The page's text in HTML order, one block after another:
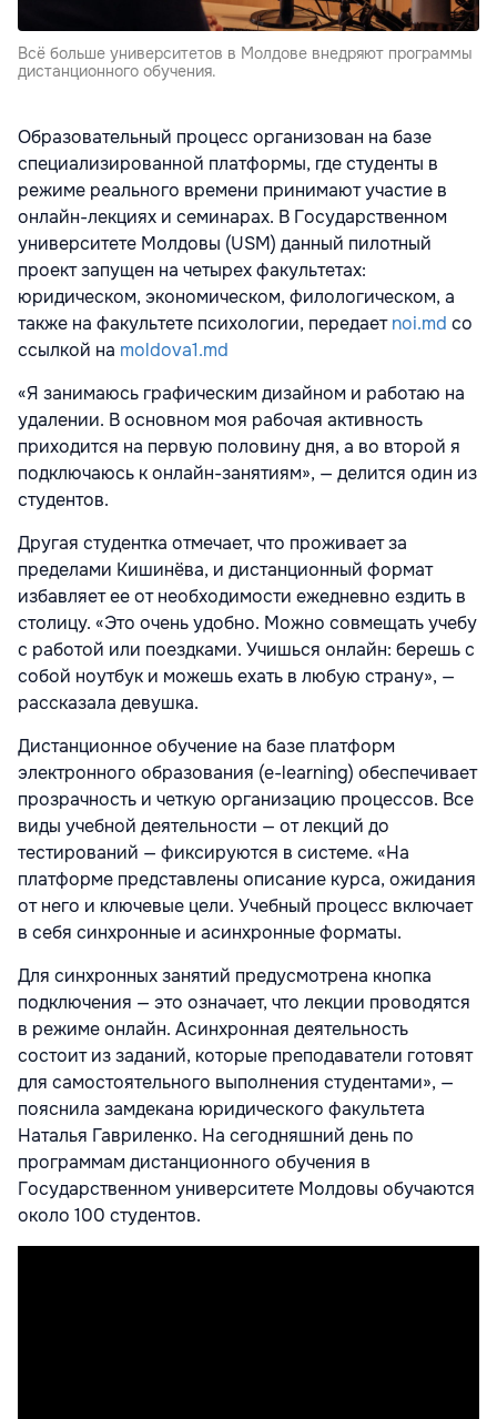
Всё больше университетов в Молдове внедряют программы
дистанционного обучения.
Образовательный процесс организован на базе
специализированной платформы, где студенты в
режиме реального времени принимают участие в
онлайн-лекциях и семинарах. В Государственном
университете Молдовы (USM) данный пилотный
проект запущен на четырех факультетах:
юридическом, экономическом, филологическом, а
также на факультете психологии, передаетnoi.md со
ссылкой на moldova1.md
«Я занимаюсь графическим дизайном и работаю на
удалении. В основном моя рабочая активность
приходится на первую половину дня, а во второй я
подключаюсь к онлайн-занятиям», — делится один из
студентов.
Другая студентка отмечает, что проживает за
пределами Кишинёва, и дистанционный формат
избавляет ее от необходимости ежедневно ездить в
столицу. «Это очень удобно. Можно совмещать учебу
с работой или поездками. Учишься онлайн: берешь с
собой ноутбук и можешь ехать в любую страну», —
рассказала девушка.
Дистанционное обучение на базе платформ
электронного образования (e-learning) обеспечивает
прозрачность и четкую организацию процессов. Все
виды учебной деятельности — от лекций до
тестирований — фиксируются в системе. «На
платформе представлены описание курса, ожидания
от него и ключевые цели. Учебный процесс включает
в себя синхронные и асинхронные форматы.
Для синхронных занятий предусмотрена кнопка
подключения — это означает, что лекции проводятся
в режиме онлайн. Асинхронная деятельность
состоит из заданий, которые преподаватели готовят
для самостоятельного выполнения студентами», —
пояснила замдекана юридического факультета
Наталья Гавриленко. На сегодняшний день по
программам дистанционного обучения в
Государственном университете Молдовы обучаются
около 100 студентов.